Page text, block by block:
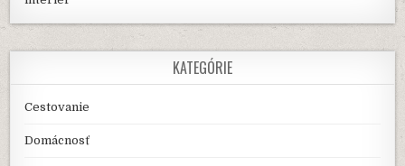
KATEGÓRIE
Cestovanie
Domácnosť